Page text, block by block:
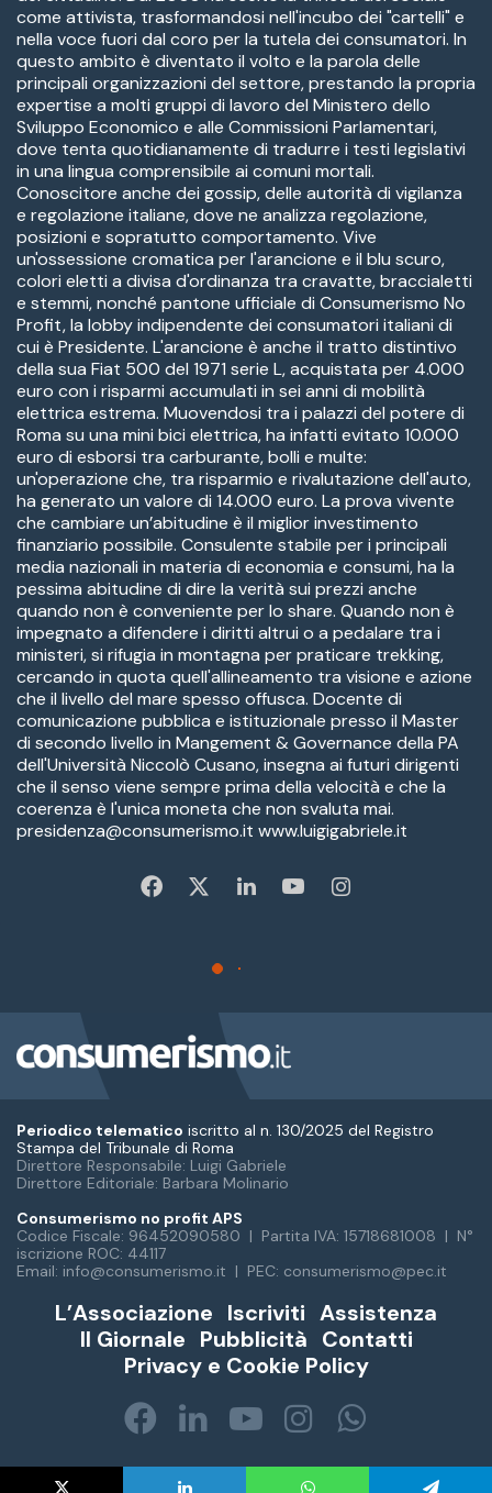
Periodico telematico iscritto al n. 130/2025 del Registro
Stampa del Tribunale di Roma
Direttore Responsabile: Luigi Gabriele
Direttore Editoriale: Barbara Molinario
Consumerismo no profit APS
Codice Fiscale: 96452090580 | Partita IVA: 15718681008 | N°
iscrizione ROC: 44117
Email: info@consumerismo.it | PEC: consumerismo@pec.it
L’Associazione Iscriviti Assistenza
Il Giornale Pubblicità Contatti
Privacy e Cookie Policy
Facebook
LinkedIn
You
Tube
Instagram